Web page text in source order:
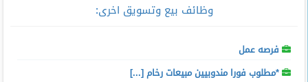
وظائف بيع وتسويق اخرى:
فرصه عمل
*مطلوب فورا مندوبيين مبيعات رخام [...]